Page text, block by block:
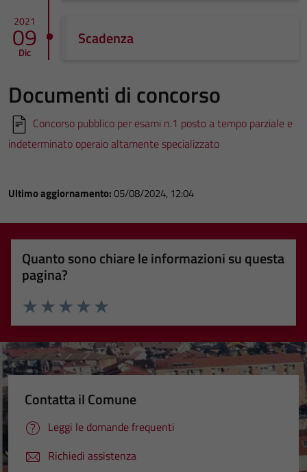
2021
09
Dic
Scadenza
Documenti di concorso
Concorso pubblico per esami n.1 posto a tempo parziale e
indeterminato operaio altamente specializzato
Ultimo aggiornamento:05/08/2024, 12:04
Quanto sono chiare le informazioni su questa
pagina?
Valuta 5 stelle su 5
Valuta 4 stelle su 5
Valuta 3 stelle su 5
Valuta 2 stelle su 5
Valuta 1 stelle su 5
Contatta il Comune
Leggi le domande frequenti
Richiedi assistenza